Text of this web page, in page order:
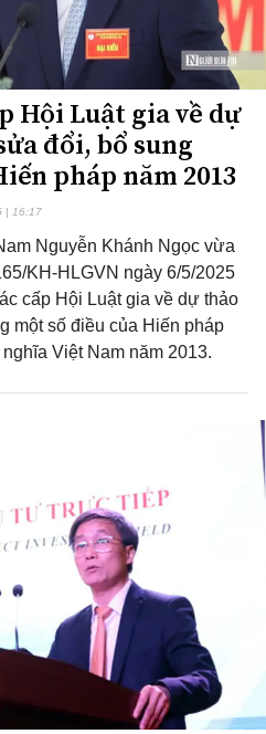
Hội Luật gia về dự
đổi, bổ sung
pháp năm 2013
| 16:17
Nguyễn Khánh Ngọc vừa
KH-HLGVN ngày 6/5/2025
cấp Hội Luật gia về dự thảo
một số điều của Hiến pháp
Việt Nam năm 2013.